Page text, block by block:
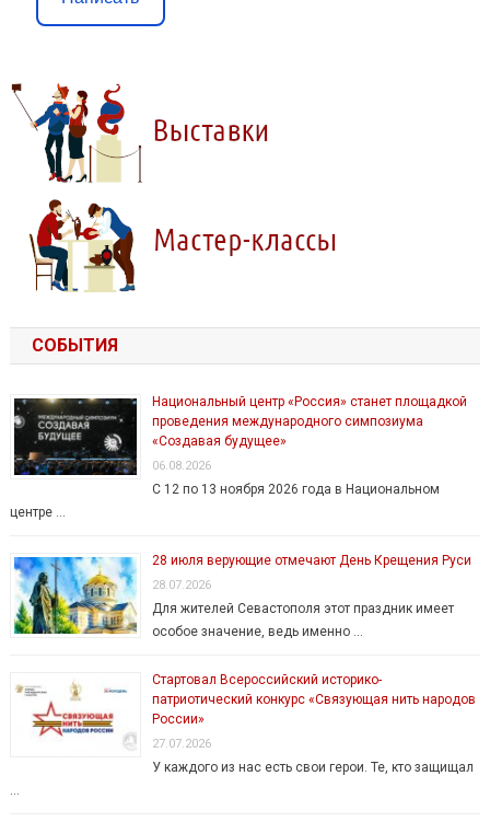
СОБЫТИЯ
Национальный центр «Россия» станет площадкой
проведения международного симпозиума
«Создавая будущее»
06.08.2026
С 12 по 13 ноября 2026 года в Национальном
центре …
28 июля верующие отмечают День Крещения Руси
28.07.2026
Для жителей Севастополя этот праздник имеет
особое значение, ведь именно …
Стартовал Всероссийский историко-
патриотический конкурс «Связующая нить народов
России»
27.07.2026
У каждого из нас есть свои герои. Те, кто защищал
…